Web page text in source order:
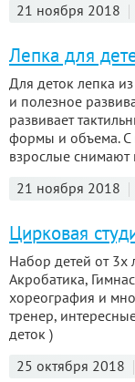
21 ноября 2018
Лепка для
Для деток лепка
и полезное
развивает
формы и объема. С
взрослые снимают
21 ноября 2018
Цирковая
Набор детей от 3х
Акробатика,
хореография и
тренер,
деток )
25 октября 2018